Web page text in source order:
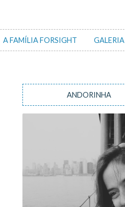
A FAMÍLIA FORSIGHT GALERIA
ANDORINHA